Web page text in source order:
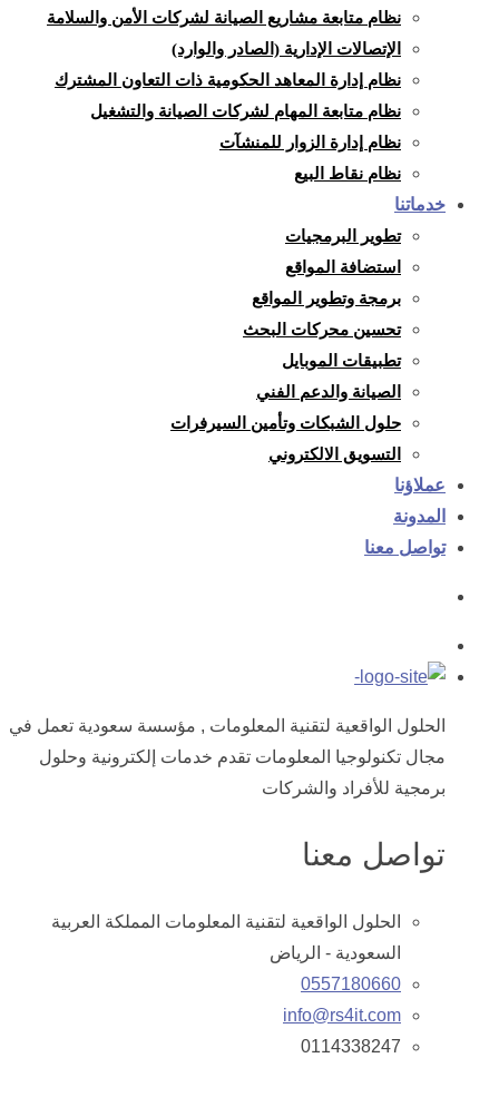
نظام متابعة مشاريع الصيانة لشركات الأمن والسلامة
الإتصالات الإدارية (الصادر والوارد)
نظام إدارة المعاهد الحكومية ذات التعاون المشترك
نظام متابعة المهام لشركات الصيانة والتشغيل
نظام إدارة الزوار للمنشآت
نظام نقاط البيع
خدماتنا
تطوير البرمجيات
استضافة المواقع
برمجة وتطوير المواقع
تحسين محركات البحث
تطبيقات الموبايل
الصيانة والدعم الفني
حلول الشبكات وتأمين السيرفرات
التسويق الالكتروني
عملاؤنا
المدونة
تواصل معنا
الحلول الواقعية لتقنية المعلومات , مؤسسة سعودية تعمل في
مجال تكنولوجيا المعلومات تقدم خدمات إلكترونية وحلول
برمجية للأفراد والشركات
تواصل معنا
الحلول الواقعية لتقنية المعلومات المملكة العربية
السعودية - الرياض
0557180660
info@rs4it.com
0114338247